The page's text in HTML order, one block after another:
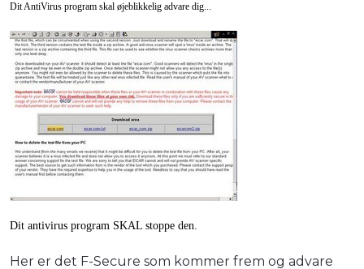
Dit AntiVirus program skal øjeblikkelig advare dig...
Dit antivirus program SKAL stoppe den.
Her er det F-Secure som kommer frem og advare